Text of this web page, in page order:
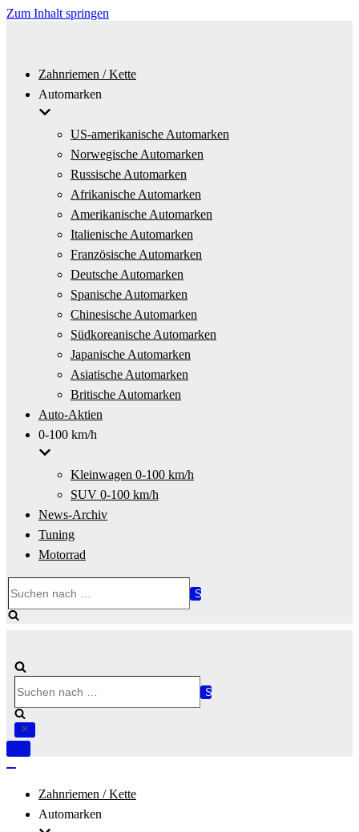
Zum Inhalt springen
Zahnriemen / Kette
Automarken
US-amerikanische Automarken
Norwegische Automarken
Russische Automarken
Afrikanische Automarken
Amerikanische Automarken
Italienische Automarken
Französische Automarken
Deutsche Automarken
Spanische Automarken
Chinesische Automarken
Südkoreanische Automarken
Japanische Automarken
Asiatische Automarken
Britische Automarken
Auto-Aktien
0-100 km/h
Kleinwagen 0-100 km/h
SUV 0-100 km/h
News-Archiv
Tuning
Motorrad
nach …
nach …
Navigation
Zahnriemen / Kette
Automarken